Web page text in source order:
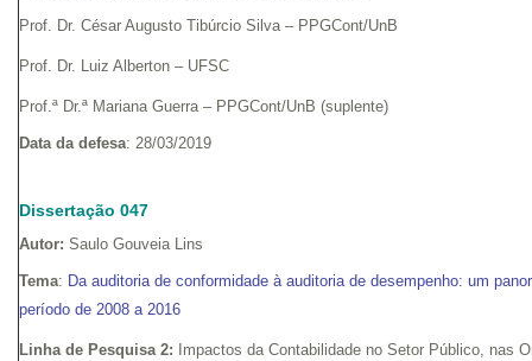
Prof. Dr. César Augusto Tibúrcio Silva – PPGCont/UnB
Prof. Dr. Luiz Alberton – UFSC
Prof.ª Dr.ª Mariana Guerra – PPGCont/UnB (suplente)
Data da defesa: 28/03/2019
Dissertação 047
Autor: Saulo Gouveia Lins
Tema: Da auditoria de conformidade à auditoria de desempenho: um
período de 2008 a 2016
Linha de Pesquisa 2: Impactos da Contabilidade no Setor Público, nas